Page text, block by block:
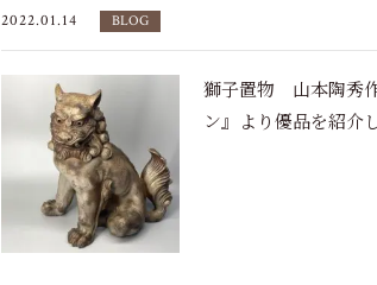
2022.01.14 BLOG
獅子置物 山本陶秀
ン』より優品を紹介